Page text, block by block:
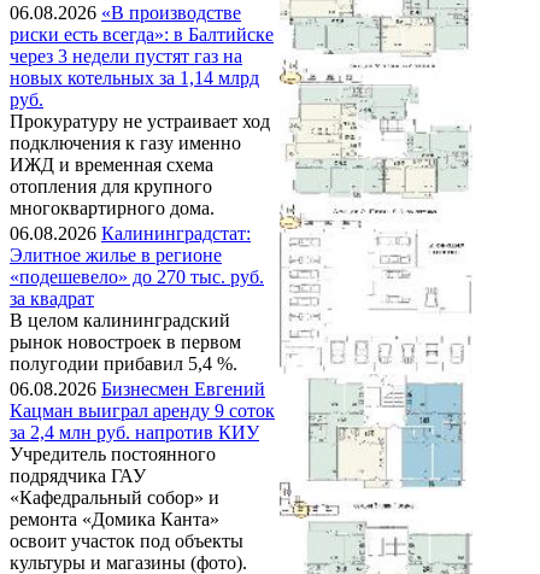
06.08.2026 «В производстве
риски есть всегда»: в Балтийске
через 3 недели пустят газ на
новых котельных за 1,14 млрд
руб.
Прокуратуру не устраивает ход
подключения к газу именно
ИЖД и временная схема
отопления для крупного
многоквартирного дома.
06.08.2026 Калининградстат:
Элитное жилье в регионе
«подешевело» до 270 тыс. руб.
за квадрат
В целом калининградский
рынок новостроек в первом
полугодии прибавил 5,4 %.
06.08.2026 Бизнесмен Евгений
Кацман выиграл аренду 9 соток
за 2,4 млн руб. напротив КИУ
Учредитель постоянного
подрядчика ГАУ
«Кафедральный собор» и
ремонта «Домика Канта»
освоит участок под объекты
культуры и магазины (фото).